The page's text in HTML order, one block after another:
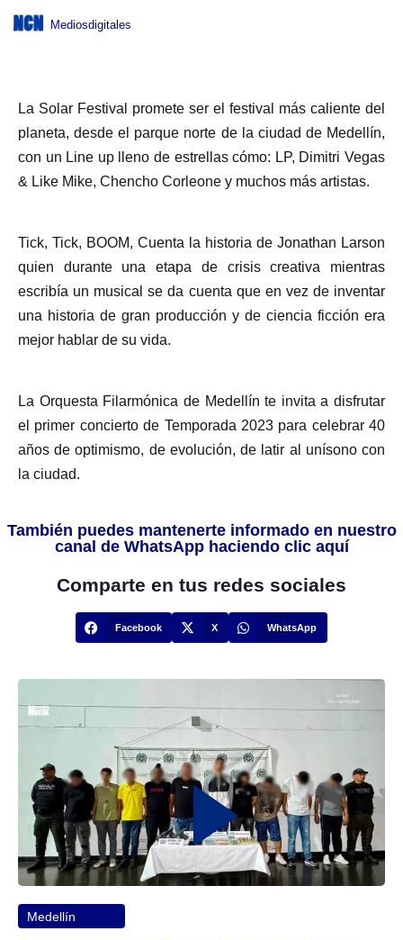
Mediosdigitales
La Solar Festival promete ser el festival más caliente del
planeta, desde el parque norte de la ciudad de Medellín,
con un Line up lleno de estrellas cómo: LP, Dimitri Vegas
& Like Mike, Chencho Corleone y muchos más artistas.
Tick, Tick, BOOM, Cuenta la historia de Jonathan Larson
quien durante una etapa de crisis creativa mientras
escribía un musical se da cuenta que en vez de inventar
una historia de gran producción y de ciencia ficción era
mejor hablar de su vida.
La Orquesta Filarmónica de Medellín te invita a disfrutar
el primer concierto de Temporada 2023 para celebrar 40
años de optimismo, de evolución, de latir al unísono con
la ciudad.
También puedes mantenerte informado en nuestro
canal de WhatsApp haciendo clic aquí
Comparte en tus redes sociales
Facebook X WhatsApp
Medellín